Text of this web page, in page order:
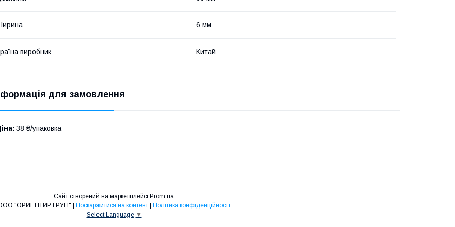
6 мм
виробник Китай
для замовлення
38 ₴/упаковка
Сайт створений на маркетплейсі Prom.ua
ООО "ОРИЕНТИР ГРУП" | Поскаржитися на контент | Політика конфіденційності
Select Language ▼